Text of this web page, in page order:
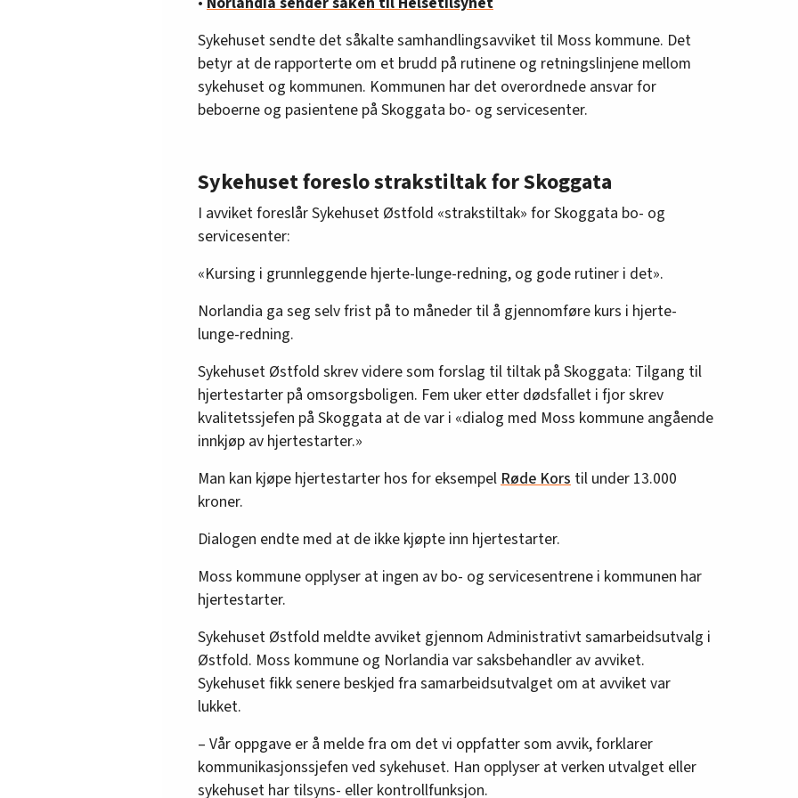
Sykehuset sendte det såkalte samhandlingsavviket til Moss kommune. Det
betyr at de rapporterte om et brudd på rutinene og retningslinjene mellom
sykehuset og kommunen. Kommunen har det overordnede ansvar for
beboerne og pasientene på Skoggata bo- og servicesenter.
Sykehuset foreslo strakstiltak for Skoggata
I avviket foreslår Sykehuset Østfold «strakstiltak» for Skoggata bo- og
servicesenter:
«Kursing i grunnleggende hjerte-lunge-redning, og gode rutiner i det».
Norlandia ga seg selv frist på to måneder til å gjennomføre kurs i hjerte-
lunge-redning.
Sykehuset Østfold skrev videre som forslag til tiltak på Skoggata: Tilgang til
hjertestarter på omsorgsboligen. Fem uker etter dødsfallet i fjor skrev
kvalitetssjefen på Skoggata at de var i «dialog med Moss kommune angående
innkjøp av hjertestarter.»
Man kan kjøpe hjertestarter hos for eksempel Røde Kors til under 13.000
kroner.
Dialogen endte med at de ikke kjøpte inn hjertestarter.
Moss kommune opplyser at ingen av bo- og servicesentrene i kommunen har
hjertestarter.
Sykehuset Østfold meldte avviket gjennom Administrativt samarbeidsutvalg i
Østfold. Moss kommune og Norlandia var saksbehandler av avviket.
Sykehuset fikk senere beskjed fra samarbeidsutvalget om at avviket var
lukket.
– Vår oppgave er å melde fra om det vi oppfatter som avvik, forklarer
kommunikasjonssjefen ved sykehuset. Han opplyser at verken utvalget eller
sykehuset har tilsyns- eller kontrollfunksjon.